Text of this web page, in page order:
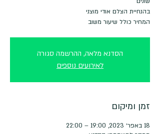
המחיר כולל שיעור משוב
הסדנא מלאה, ההרשמה סגורה
לאירועים נוספים
זמן ומיקום
18 באפר׳ 2023, 19:00 – 22:00